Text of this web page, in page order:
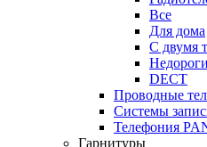
Все
Для дома
С двумя
DECT
Проводные
Системы
Телефония
Гарнитуры